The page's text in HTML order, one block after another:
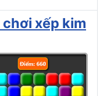
xếp kim